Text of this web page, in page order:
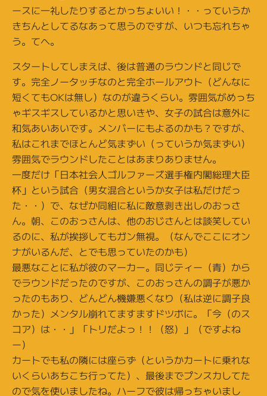
ースに一礼したりするとかっちょいい！・・っていうか
きちんとしてるなあって思うのですが、いつも忘れちゃ
う。てへ。
スタートしてしまえば、後は普通のラウンドと同じで
す。完全ノータッチなのと完全ホールアウト（どんなに
短くてもOKは無し）なのが違うくらい。雰囲気がめっち
ゃギスギスしているかと思いきや、女子の試合は意外に
和気あいあいです。メンバーにもよるのかも？ですが、
私はこれまでほとんど気まずい（っていうか気まずい）
雰囲気でラウンドしたことはあまりありません。
一度だけ「日本社会人ゴルファーズ選手権内閣総理大臣
杯」という試合（男女混合というか女子は私だけだっ
た・・）で、なぜか同組に私に敵意剥き出しのおっさ
ん。朝、このおっさんは、他のおじさんとは談笑してい
るのに、私が挨拶してもガン無視。（なんでここにオン
ナがいるんだ、とでも思っていたのかも）
最悪なことに私が彼のマーカー。同じティー（青）から
でラウンドだったのですが、このおっさんの調子が悪か
ったのもあり、どんどん機嫌悪くなり（私は逆に調子良
かった）メンタル崩れてますますドツボに。「今（のス
コア）は・・」「トリだよっ！！（怒）」（ですよね
ー）
カートでも私の隣には座らず（というかカートに乗れな
いくらいあちこち行ってた）、最後までプンスカしてた
ので気を使いましたね。ハーフで彼は帰っちゃいまし